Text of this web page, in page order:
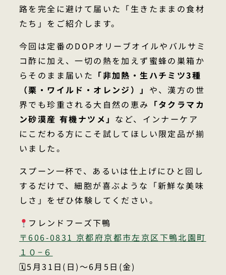
路を完全に避けて届いた「生きたままの食材
たち」をご紹介します。
今回は定番のDOPオリーブオイルやバルサミ
コ酢に加え、一切の熱を加えず蜜蜂の巣箱か
らそのまま届いた 「非加熱・生ハチミツ3種
（栗・ワイルド・オレンジ）」 や、漢方の世
界でも珍重される大自然の恵み 「タクラマカ
ン砂漠産 有機ナツメ」 など、インナーケア
にこだわる方にこそ試してほしい限定品が揃
いました。
スプーン一杯で、あるいは仕上げにひと回し
するだけで、細胞が喜ぶような「新鮮な美味
しさ」をぜひ体験してください。
フレンドフーズ下鴨
〒606-0831 京都府京都市左京区下鴨北園町
１０−６
🗓5月31日(日)〜6月5日(金)